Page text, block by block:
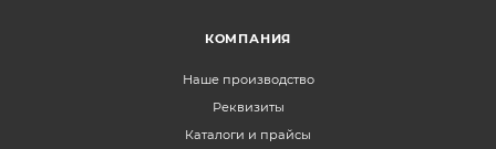
КОМПАНИЯ
Наше производство
Реквизиты
Каталоги и прайсы